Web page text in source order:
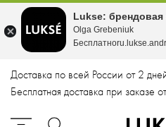
Доставка по всей России от 2
Бесплатная доставка при заказе
Lukse:
Olga Grebeniuk